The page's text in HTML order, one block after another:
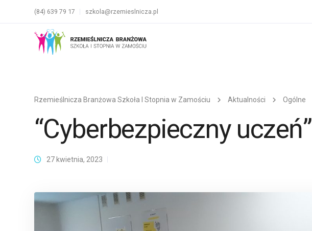
(84) 639 79 17 szkola@rzemieslnicza.pl
Rzemieślnicza Branżowa Szkoła I Stopnia w Zamościu Aktualności Ogólne
“Cyberbezpieczny uczeń”
27 kwietnia, 2023